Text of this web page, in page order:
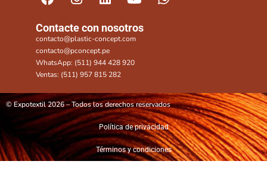
Contacte con nosotros
contacto@plastic-concept.com
contacto@pconcept.pe
WhatsApp: (511) 944 428 920
Ventas: (511) 957 815 282
© Expotextil 2026 – Todos los derechos reservados
Política de privacidad
Términos y condiciones